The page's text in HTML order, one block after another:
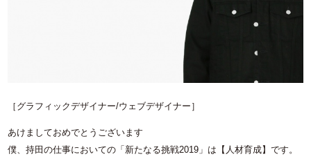
［グラフィックデザイナー/ウェブデザイナー］
あけましておめでとうございます
僕、持田の仕事においての「新たなる挑戦2019 」は【人材育成】です。